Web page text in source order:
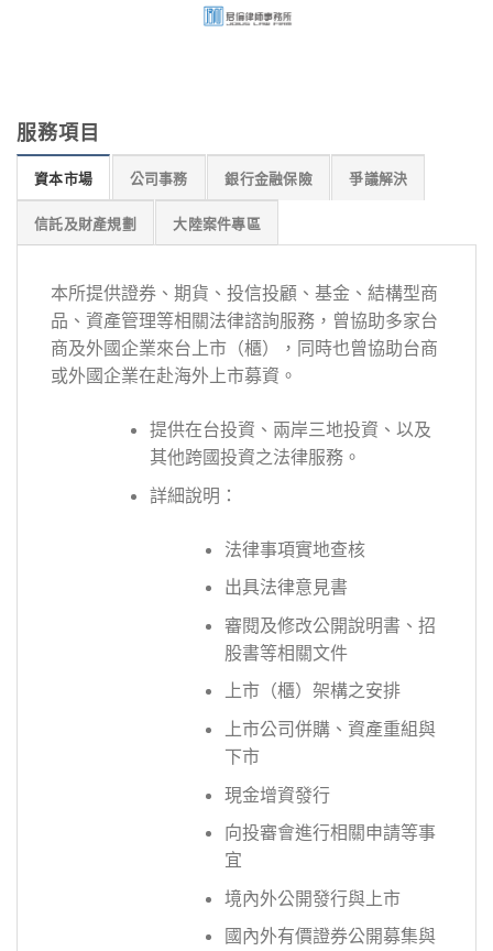
服務項目
資本市場 公司事務 銀行金融保險 爭議解決
信託及財產規劃 大陸案件專區
本所提供證券、期貨、投信投顧、基金、結構型商
品、資產管理等相關法律諮詢服務，曾協助多家台
商及外國企業來台上市（櫃），同時也曾協助台商
或外國企業在赴海外上市募資。
提供在台投資、兩岸三地投資、以及
其他跨國投資之法律服務。
詳細說明：
法律事項實地查核
出具法律意見書
審閱及修改公開說明書、招
股書等相關文件
上市（櫃）架構之安排
上市公司併購、資產重組與
下市
現金增資發行
向投審會進行相關申請等事
宜
境內外公開發行與上市
國內外有價證券公開募集與